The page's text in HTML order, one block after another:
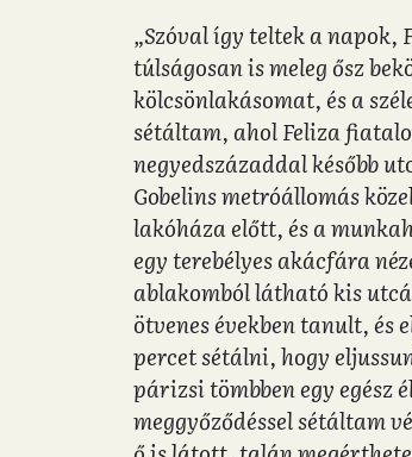
„Szóval így teltek a napok,
túlságosan is meleg ősz
kölcsönlakásomat, és a
sétáltam, ahol Feliza
negyedszázaddal később
Gobelins metróállomás
lakóháza előtt, és a
egy terebélyes akácfára
ablakomból látható kis
ötvenes években tanult,
percet sétálni, hogy
párizsi tömbben egy egész
meggyőződéssel sétáltam